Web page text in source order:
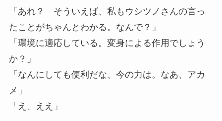
「あれ？ そういえば、私もウシツノさんの言っ
たことがちゃんとわかる。なんで？」
「環境に適応している。変身による作用でしょう
か？」
「なんにしても便利だな、今の力は。なあ、アカ
メ」
「え、ええ」